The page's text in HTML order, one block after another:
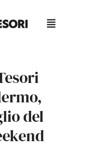
del